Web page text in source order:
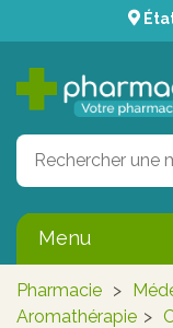
Menu
Pharmacie >
Aromathérapie >